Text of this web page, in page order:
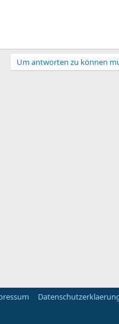
Um antworten zu können